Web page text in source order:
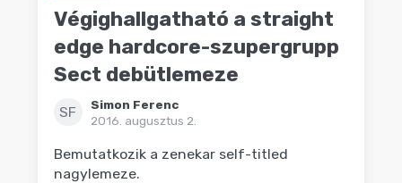
Végighallgatható a straight
edge hardcore-szupergrupp
Sect debütlemeze
SF
Simon Ferenc
2016. augusztus 2.
Bemutatkozik a zenekar self-titled
nagylemeze.